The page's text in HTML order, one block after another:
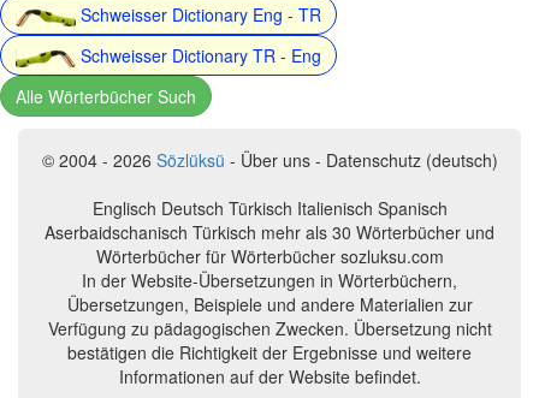
Schweisser Dictionary Eng - TR
Schweisser Dictionary TR - Eng
Alle Wörterbücher Such
© 2004 - 2026 Sözlüksü - Über uns - Datenschutz (deutsch)
Englisch Deutsch Türkisch Italienisch Spanisch
Aserbaidschanisch Türkisch mehr als 30 Wörterbücher und
Wörterbücher für Wörterbücher sozluksu.com
In der Website-Übersetzungen in Wörterbüchern,
Übersetzungen, Beispiele und andere Materialien zur
Verfügung zu pädagogischen Zwecken. Übersetzung nicht
bestätigen die Richtigkeit der Ergebnisse und weitere
Informationen auf der Website befindet.